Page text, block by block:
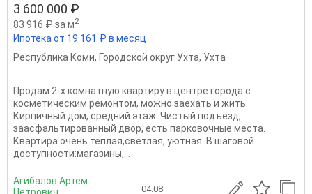
3 600 000 ₽
83 916 ₽ за м2
Ипотека от 19 161 ₽ в месяц
Республика Коми, Городской округ Ухта, Ухта
Продам 2-х комнатную квартиру в центре города с
косметическим ремонтом, можно заехать и жить.
Кирпичный дом, средний этаж. Чистый подъезд,
заасфальтированный двор, есть парковочные места.
Квартира очень тёплая,светлая, уютная. В шаговой
доступности:магазины,...
Агибалов Артем
04.08